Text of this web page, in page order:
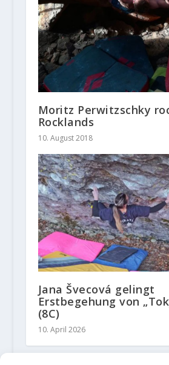
Moritz Perwitzschky
Rocklands
10. August 2018
Jana Švecová gelingt
Erstbegehung von
(8C)
10. April 2026